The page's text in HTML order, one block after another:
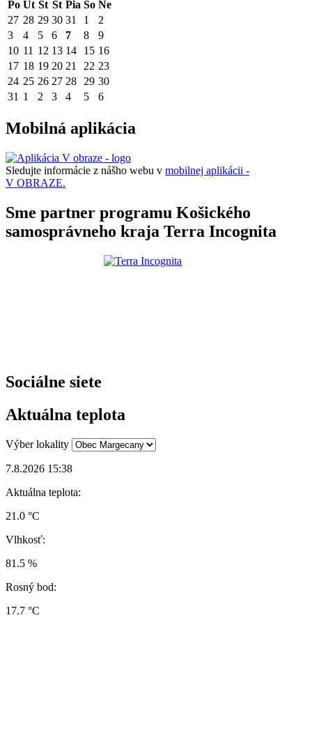
Po Ut St Št Pia So Ne
27 28 29 30 31 1
2
3
4 5 6 7 8
9
10 11 12 13 14 15 16
17 18 19 20 21 22 23
24 25 26 27 28 29 30
31 1 2 3 4 5 6
Mobilná aplikácia
Sledujte informácie z nášho webu v mobilnej aplikácii -
V OBRAZE.
Sme partner programu Košického
samosprávneho kraja Terra Incognita
Sociálne siete
Aktuálna teplota
Výber lokality
7.8.2026 15:38
Aktuálna teplota:
21.0 °C
Vlhkosť:
81.5 %
Rosný bod:
17.7 °C